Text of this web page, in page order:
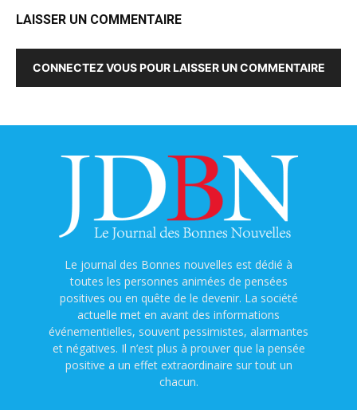
LAISSER UN COMMENTAIRE
CONNECTEZ VOUS POUR LAISSER UN COMMENTAIRE
Le journal des Bonnes nouvelles est dédié à
toutes les personnes animées de pensées
positives ou en quête de le devenir. La société
actuelle met en avant des informations
événementielles, souvent pessimistes, alarmantes
et négatives. Il n’est plus à prouver que la pensée
positive a un effet extraordinaire sur tout un
chacun.